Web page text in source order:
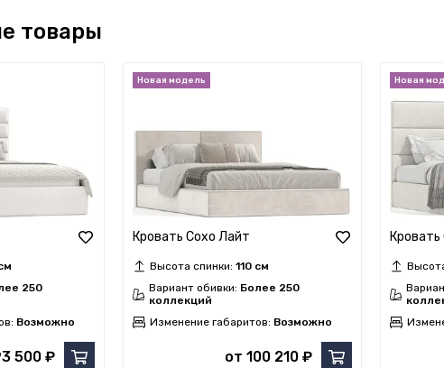
товары
250
Возможно
500 ₽
Кровать Сохо Лайт
Высота спинки: 110 см
Вариант обивки: Более 250
коллекций
Изменение габаритов: Возможно
от 100 210 ₽